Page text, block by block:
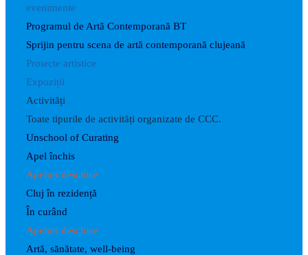
evenimente
Programul de Artă Contemporană BT
Sprijin pentru scena de artă contemporană clujeană
Proiecte artistice
Expoziții
Activități
Toate tipurile de activități organizate de CCC.
Unschool of Curating
Apel închis
Apeluri deschise
Cluj în rezidență
În curând
Apeluri deschise
Artă, sănătate, well-being